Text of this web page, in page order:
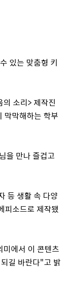
있는 맞춤형 키
의 소리>제작진
막막해하는 학부
을 만나 즐겁고
등 생활 속 다양
피소드로 제작됐
미에서 이 콘텐츠
길 바란다"고 밝